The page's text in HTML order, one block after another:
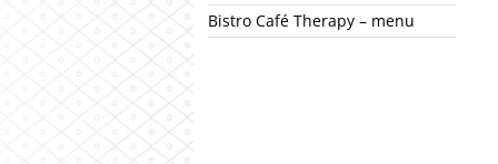
Bistro Café Therapy – menu